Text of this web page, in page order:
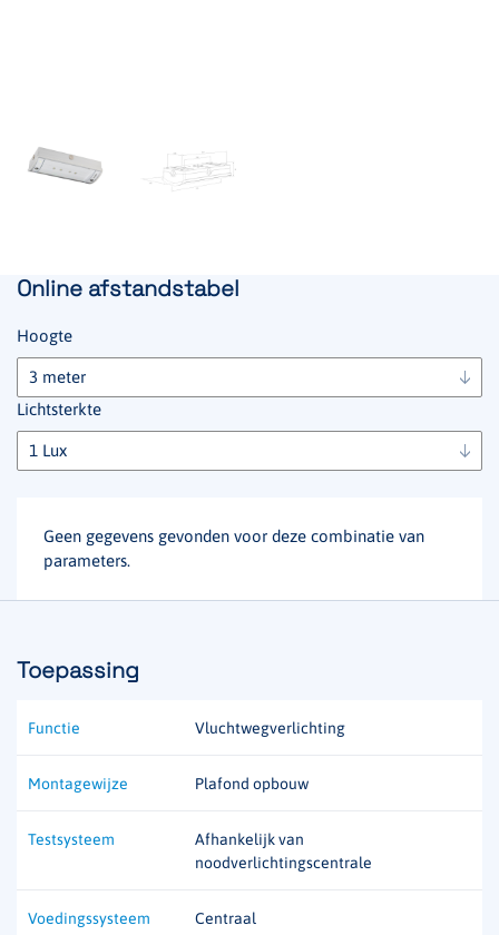
Online afstandstabel
Hoogte
Lichtsterkte
Geen gegevens gevonden voor deze combinatie van
parameters.
Toepassing
Functie Vluchtwegverlichting
Montagewijze Plafond opbouw
Testsysteem
Afhankelijk van
noodverlichtingscentrale
Voedingssysteem Centraal